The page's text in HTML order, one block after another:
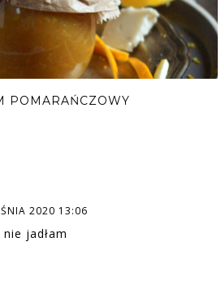
POMARAŃCZOWY
2020 13:06
jadłam